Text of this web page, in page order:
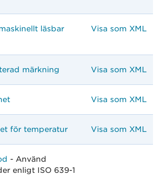
läsbar
Visa som XML
märkning Visa som XML
Visa som XML
för temperatur Visa som XML
- Använd
enligt ISO 639-1